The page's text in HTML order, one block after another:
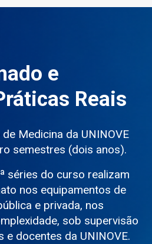
e
Reais
Medicina da UNINOVE
semestres (dois anos).
séries do curso realizam
nos equipamentos de
e privada, nos
sob supervisão
docentes da UNINOVE.